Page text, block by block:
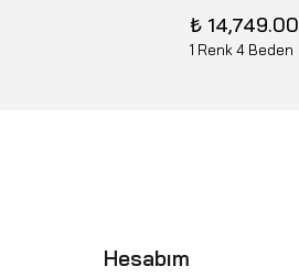
₺ 14,749.00
1 Renk 4 Beden
Hesabım